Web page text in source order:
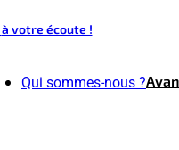
à votre écoute !
Qui sommes-nous ?